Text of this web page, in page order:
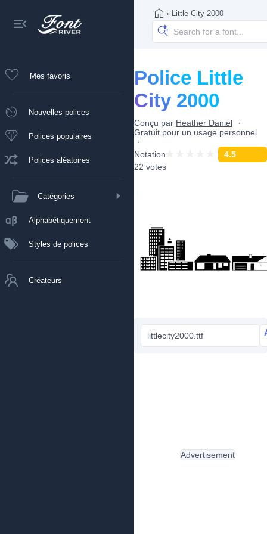
Mes favoris
Nouvelles polices
Polices populaires
Polices aléatoires
Catégories
Alphabétiquement
Styles de polices
Créateurs
› Little City 2000
Police Little
City 2000
Conçu par Heather Daniel
Gratuit pour un usage personnel
Notation
4.5
22 votes
littlecity2000.ttf
Advertisement